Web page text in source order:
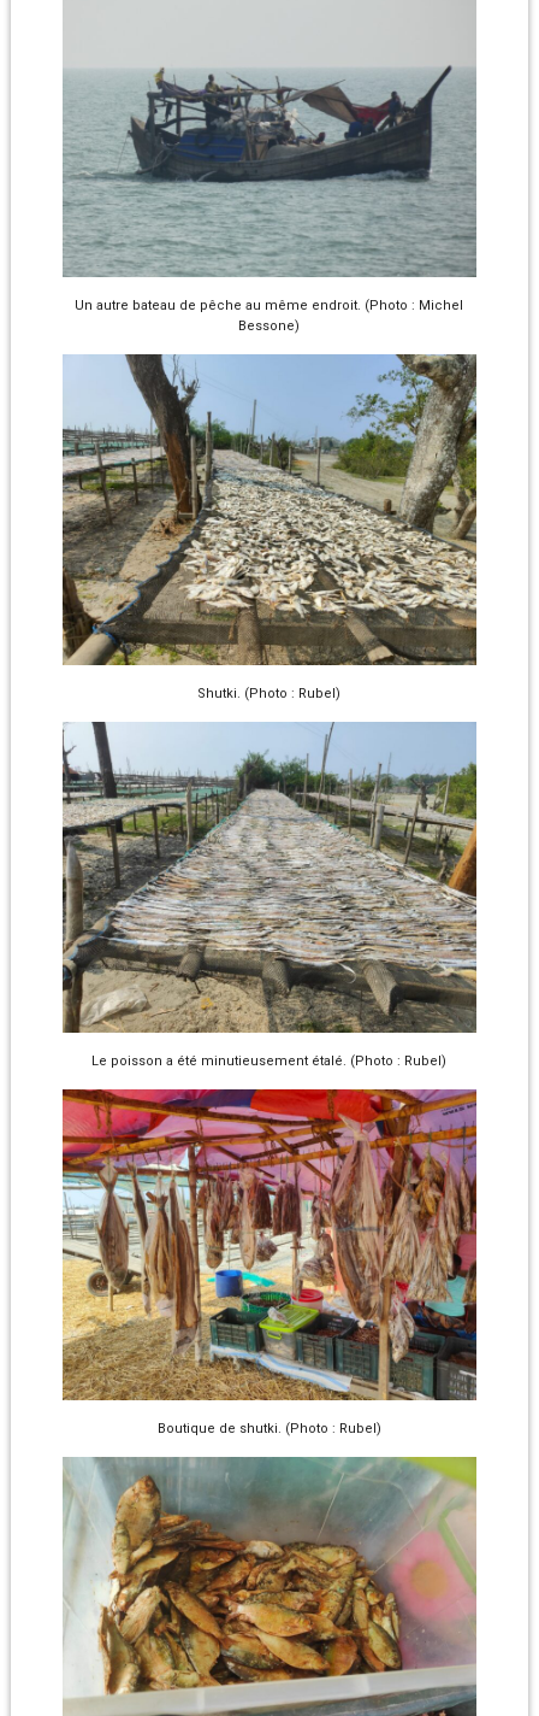
Un autre bateau de pêche au même endroit. (Photo : Michel
Bessone)
Shutki. (Photo : Rubel)
Le poisson a été minutieusement étalé. (Photo : Rubel)
Boutique de shutki. (Photo : Rubel)